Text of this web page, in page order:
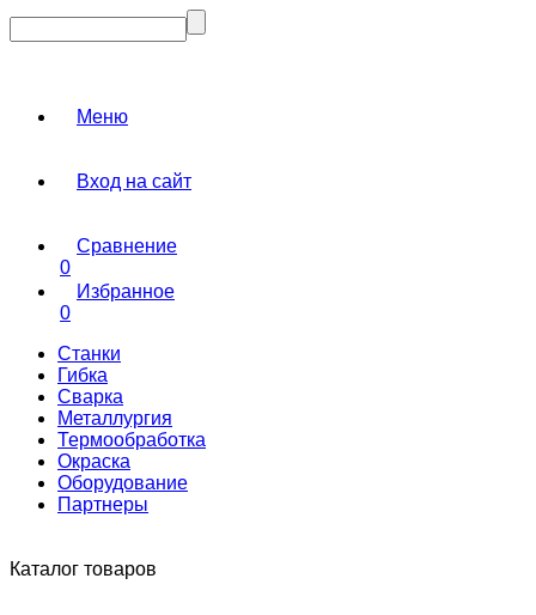
Меню
Вход на сайт
Сравнение
0
Избранное
0
Станки
Гибка
Сварка
Металлургия
Термообработка
Окраска
Оборудование
Партнеры
Каталог товаров